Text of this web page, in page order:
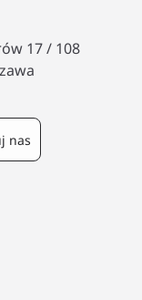
17 / 108
nas